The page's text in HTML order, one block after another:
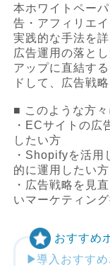
本ホワイトペー
告・アフィリエ
実践的な手法を詳
広告運用の落と
アップに直結す
ドして、広告戦
■ このような方
・ECサイトの広
したい方
・Shopifyを活用
的に運用したい方
・広告戦略を見
いマーケティン
おすすめ
導入おすすめ